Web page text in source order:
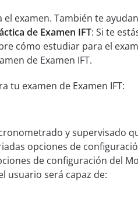
examen. También te
de Examen IFT: Si te
cómo estudiar para el
de Examen IFT.
tu examen de Examen IFT:
y supervisado
opciones de
de configuración del
usuario será capaz de: